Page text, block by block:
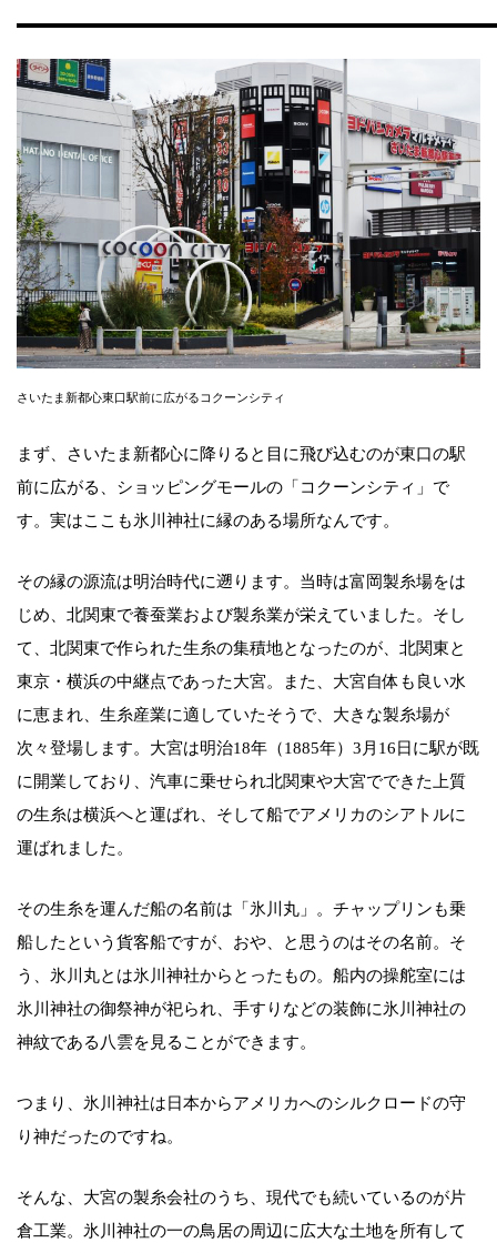
さいたま新都心東口駅前に広がるコクーンシティ
まず、さいたま新都心に降りると目に飛び込むのが東口の駅
前に広がる、ショッピングモールの「コクーンシティ」で
す。実はここも氷川神社に縁のある場所なんです。
その縁の源流は明治時代に遡ります。当時は富岡製糸場をは
じめ、北関東で養蚕業および製糸業が栄えていました。そし
て、北関東で作られた生糸の集積地となったのが、北関東と
東京・横浜の中継点であった大宮。また、大宮自体も良い水
に恵まれ、生糸産業に適していたそうで、大きな製糸場が
次々登場します。大宮は明治18年（1885年）3月16日に駅が既
に開業しており、汽車に乗せられ北関東や大宮でできた上質
の生糸は横浜へと運ばれ、そして船でアメリカのシアトルに
運ばれました。
その生糸を運んだ船の名前は「氷川丸」。チャップリンも乗
船したという貨客船ですが、おや、と思うのはその名前。そ
う、氷川丸とは氷川神社からとったもの。船内の操舵室には
氷川神社の御祭神が祀られ、手すりなどの装飾に氷川神社の
神紋である八雲を見ることができます。
つまり、氷川神社は日本からアメリカへのシルクロードの守
り神だったのですね。
そんな、大宮の製糸会社のうち、現代でも続いているのが片
倉工業。氷川神社の一の鳥居の周辺に広大な土地を所有して